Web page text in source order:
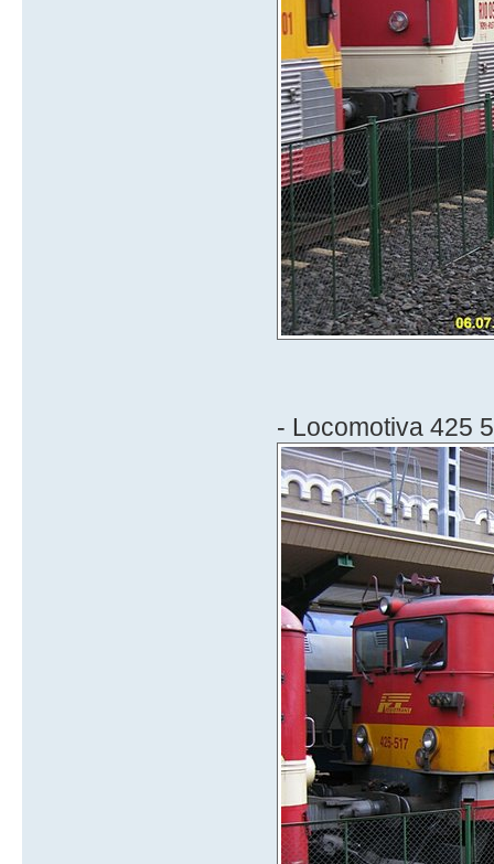
- Locomotiva 425